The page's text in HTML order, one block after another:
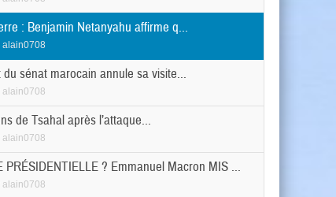
: Benjamin Netanyahu affirme q...
alain0708
sénat marocain annule sa visite...
alain0708
de Tsahal après l’attaque...
alain0708
PRÉSIDENTIELLE ? Emmanuel Macron MIS ...
alain0708